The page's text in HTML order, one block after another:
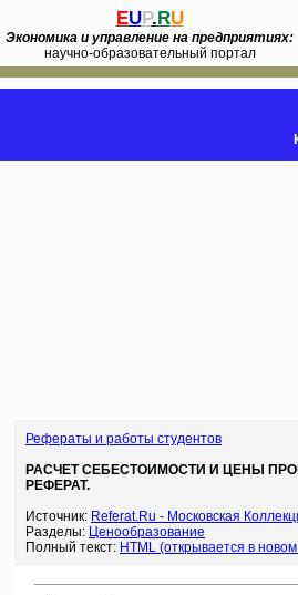
EUP.RU
Экономика и управление на предприятиях:
научно-образовательный портал
Рефераты и работы студентов
РАСЧЕТ СЕБЕСТОИМОСТИ И ЦЕНЫ
РЕФЕРАТ.
Источник: Referat.Ru - Московская
Разделы: Ценообразование
Полный текст: HTML (открывается в